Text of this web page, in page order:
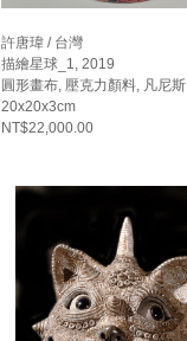
許唐瑋 / 台灣
描繪星球_1, 2019
圓形畫布, 壓克力顏料, 凡尼斯
20x20x3cm
NT$22,000.00